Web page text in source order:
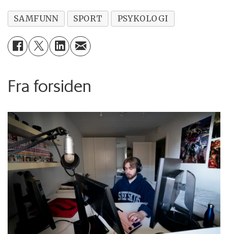
SAMFUNN SPORT PSYKOLOGI
Fra forsiden